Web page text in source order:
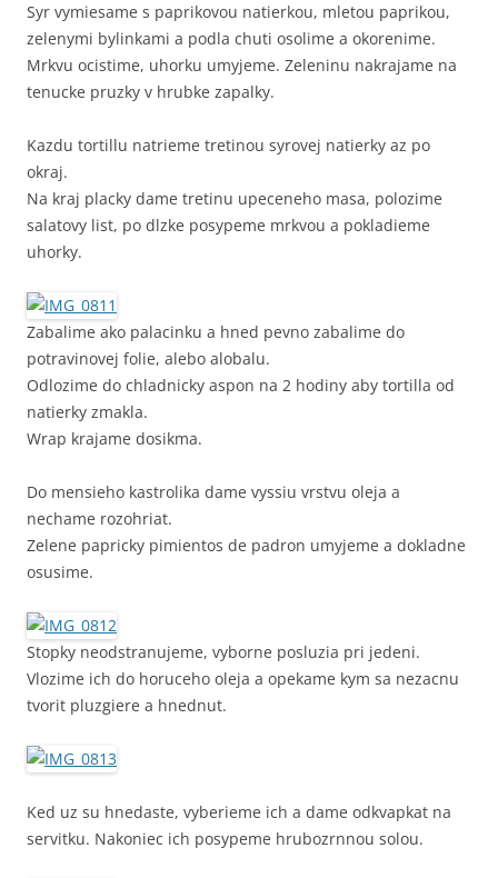
Syr vymiesame s paprikovou natierkou, mletou paprikou,
zelenymi bylinkami a podla chuti osolime a okorenime.
Mrkvu ocistime, uhorku umyjeme. Zeleninu nakrajame na
tenucke pruzky v hrubke zapalky.
Kazdu tortillu natrieme tretinou syrovej natierky az po
okraj.
Na kraj placky dame tretinu upeceneho masa, polozime
salatovy list, po dlzke posypeme mrkvou a pokladieme
uhorky.
Zabalime ako palacinku a hned pevno zabalime do
potravinovej folie, alebo alobalu.
Odlozime do chladnicky aspon na 2 hodiny aby tortilla od
natierky zmakla.
Wrap krajame dosikma.
Do mensieho kastrolika dame vyssiu vrstvu oleja a
nechame rozohriat.
Zelene papricky pimientos de padron umyjeme a dokladne
osusime.
Stopky neodstranujeme, vyborne posluzia pri jedeni.
Vlozime ich do horuceho oleja a opekame kym sa nezacnu
tvorit pluzgiere a hnednut.
Ked uz su hnedaste, vyberieme ich a dame odkvapkat na
servitku. Nakoniec ich posypeme hrubozrnnou solou.